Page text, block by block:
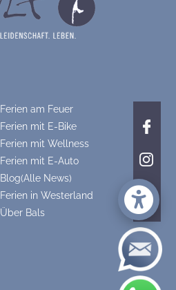
Ferien am Feuer
Ferien mit E-Bike
Ferien mit Wellness
Ferien mit E-Auto
Blog(Alle News)
Ferien in Westerland
Über Bals